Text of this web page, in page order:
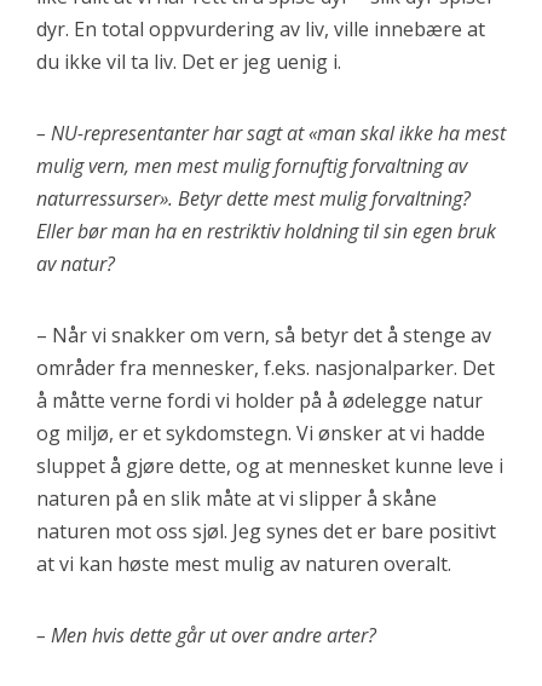
dyr. En total oppvurdering av liv, ville innebære at
du ikke vil ta liv. Det er jeg uenig i.
– NU-representanter har sagt at «man skal ikke ha mest
mulig vern, men mest mulig fornuftig forvaltning av
naturressurser». Betyr dette mest mulig forvaltning?
Eller bør man ha en restriktiv holdning til sin egen bruk
av natur?
– Når vi snakker om vern, så betyr det å stenge av
områder fra mennesker, f.eks. nasjonalparker. Det
å måtte verne fordi vi holder på å ødelegge natur
og miljø, er et sykdomstegn. Vi ønsker at vi hadde
sluppet å gjøre dette, og at mennesket kunne leve i
naturen på en slik måte at vi slipper å skåne
naturen mot oss sjøl. Jeg synes det er bare positivt
at vi kan høste mest mulig av naturen overalt.
– Men hvis dette går ut over andre arter?